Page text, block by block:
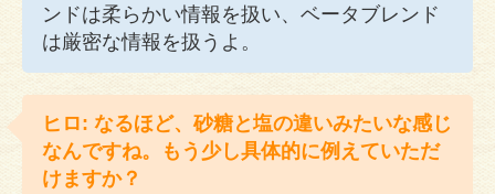
ンドは柔らかい情報を扱い、ベータブレンド
は厳密な情報を扱うよ。
ヒロ: なるほど、砂糖と塩の違いみたいな感じ
なんですね。もう少し具体的に例えていただ
けますか？